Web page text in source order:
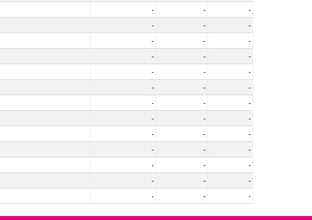
- -
-
- -
-
- -
-
- -
-
- -
-
- -
-
- -
-
- -
-
- -
-
- -
-
- -
-
- -
-
- - -